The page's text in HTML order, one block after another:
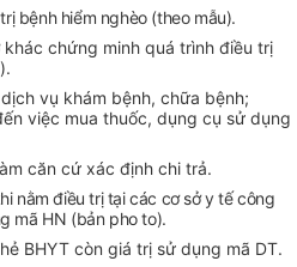
bệnh hiểm nghèo (theo mẫu).
chứng minh quá trình điều trị
vụ khám bệnh, chữa bệnh;
việc mua thuốc, dụng cụ sử dụng
căn cứ xác định chi trả.
nằm điều trị tại các cơ sở y tế công
mã HN (bản pho to).
BHYT còn giá trị sử dụng mã DT.